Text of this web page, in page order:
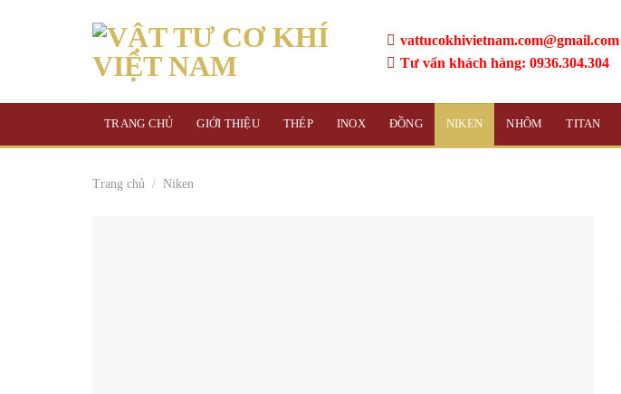
vattucokhivietnam.com@gmail.com
Tư vấn khách hàng: 0936.304.304
TRANG CHỦ GIỚI THIỆU THÉP INOX ĐỒNG NIKEN NHÔM TITAN
Trang chủ / Niken